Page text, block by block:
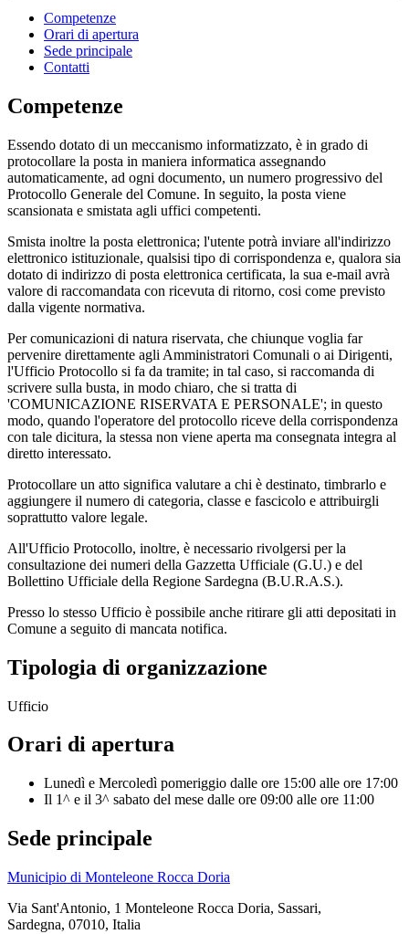
Competenze
Orari di apertura
Sede principale
Contatti
Competenze
Essendo dotato di un meccanismo informatizzato, è in grado di
protocollare la posta in maniera informatica assegnando
automaticamente, ad ogni documento, un numero progressivo del
Protocollo Generale del Comune. In seguito, la posta viene
scansionata e smistata agli uffici competenti.
Smista inoltre la posta elettronica; l'utente potrà inviare all'indirizzo
elettronico istituzionale, qualsisi tipo di corrispondenza e, qualora sia
dotato di indirizzo di posta elettronica certificata, la sua e-mail avrà
valore di raccomandata con ricevuta di ritorno, cosi come previsto
dalla vigente normativa.
Per comunicazioni di natura riservata, che chiunque voglia far
pervenire direttamente agli Amministratori Comunali o ai Dirigenti,
l'Ufficio Protocollo si fa da tramite; in tal caso, si raccomanda di
scrivere sulla busta, in modo chiaro, che si tratta di
'COMUNICAZIONE RISERVATA E PERSONALE'; in questo
modo, quando l'operatore del protocollo riceve della corrispondenza
con tale dicitura, la stessa non viene aperta ma consegnata integra al
diretto interessato.
Protocollare un atto significa valutare a chi è destinato, timbrarlo e
aggiungere il numero di categoria, classe e fascicolo e attribuirgli
soprattutto valore legale.
All'Ufficio Protocollo, inoltre, è necessario rivolgersi per la
consultazione dei numeri della Gazzetta Ufficiale (G.U.) e del
Bollettino Ufficiale della Regione Sardegna (B.U.R.A.S.).
Presso lo stesso Ufficio è possibile anche ritirare gli atti depositati in
Comune a seguito di mancata notifica.
Tipologia di organizzazione
Ufficio
Orari di apertura
Lunedì e Mercoledì pomeriggio dalle ore 15:00 alle ore 17:00
Il 1^ e il 3^ sabato del mese dalle ore 09:00 alle ore 11:00
Sede principale
Municipio di Monteleone Rocca Doria
Via Sant'Antonio, 1 Monteleone Rocca Doria, Sassari,
Sardegna, 07010, Italia